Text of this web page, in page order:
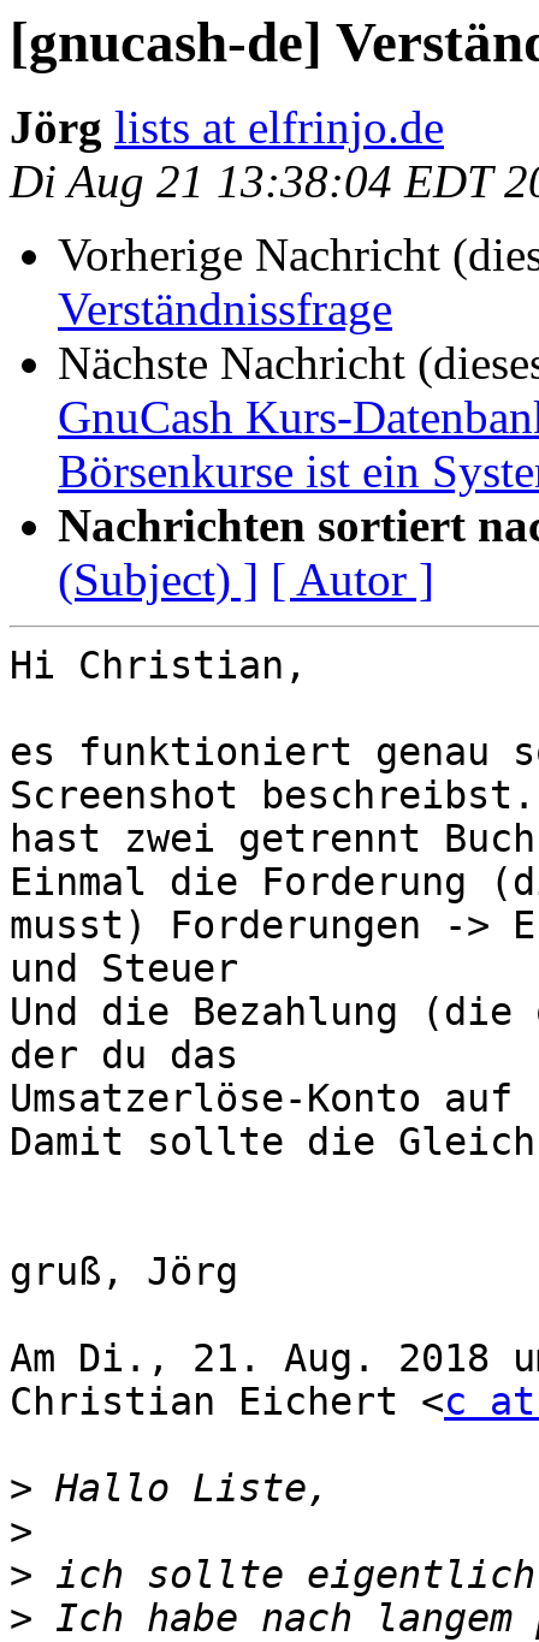
[gnucash-de]
Jörg lists at elfrinjo.de
Di Aug 21 13:38:04 EDT
Vorherige Nachricht
Verständnissfrage
Nächste Nachricht
GnuCash Kurs-
Börsenkurse ist ein
Nachrichten sortiert
(Subject) ] [ Autor ]
Hi Christian,
es funktioniert genau
Screenshot beschreibst.
hast zwei getrennt
Einmal die Forderung
musst) Forderungen ->
und Steuer
Und die Bezahlung (die
der du das
Umsatzerlöse-Konto auf
Damit sollte die
gruß, Jörg
Am Di., 21. Aug. 2018
Christian Eichert <c
>
>
>
> Ich habe nach